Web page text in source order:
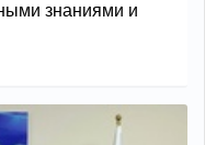
знаниями и